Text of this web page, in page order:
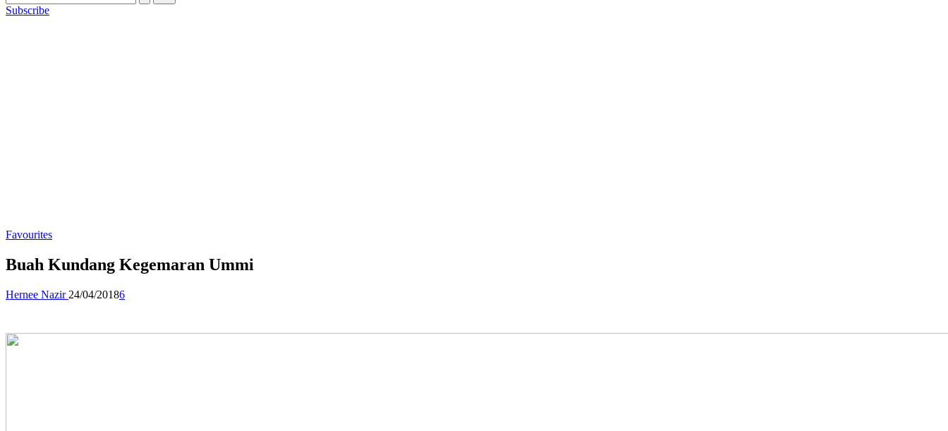
Subscribe
Posted
Favourites
Buah Kundang Kegemaran Ummi
Posted
Hernee Nazir 24/04/20186